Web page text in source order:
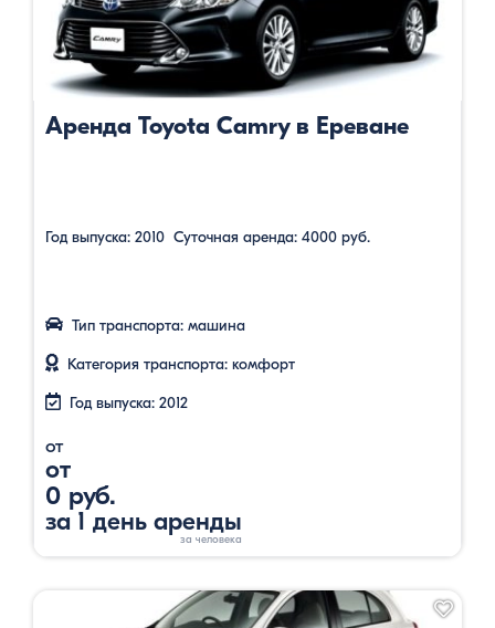
Аренда Toyota Camry в Ереване
Год выпуска: 2010 Суточная аренда: 4000 руб.
Тип транспорта: машина
Категория транспорта: комфорт
Год выпуска: 2012
от
от
0 руб.
за 1 день аренды